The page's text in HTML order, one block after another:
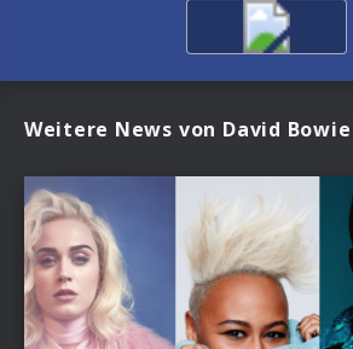
Weitere News von David Bowie